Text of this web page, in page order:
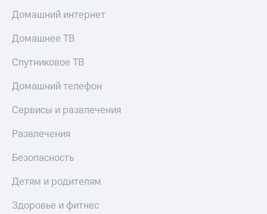
Домашний интернет
Домашнее ТВ
Спутниковое ТВ
Домашний телефон
Сервисы и развлечения
Развлечения
Безопасность
Детям и родителям
Здоровье и фитнес